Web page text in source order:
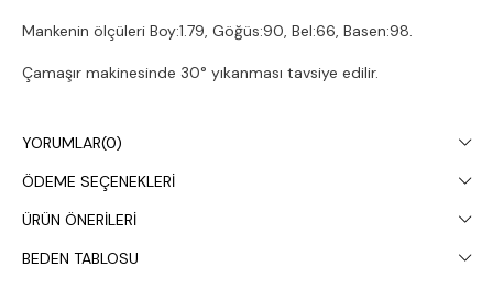
Mankenin ölçüleri Boy:1.79, Göğüs:90, Bel:66, Basen:98.
Çamaşır makinesinde 30° yıkanması tavsiye edilir.
YORUMLAR(0)
ÖDEME SEÇENEKLERI
ÜRÜN ÖNERILERI
BEDEN TABLOSU